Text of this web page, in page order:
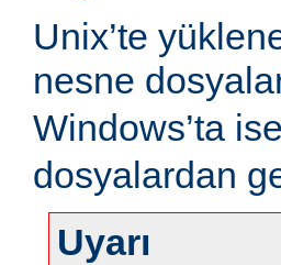
Unix’te
nesne
Windows’ta
dosyalardan
Uyarı